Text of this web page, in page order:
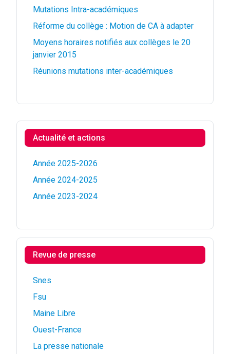
Actualité et actions
Année 2025-2026
Année 2024-2025
Année 2023-2024
Revue de presse
Snes
Fsu
Maine Libre
Ouest-France
La presse nationale
Mutations Intra-académiques
Réforme du collège : Motion de CA à adapter
Moyens horaires notifiés aux collèges le 20
janvier 2015
Réunions mutations inter-académiques